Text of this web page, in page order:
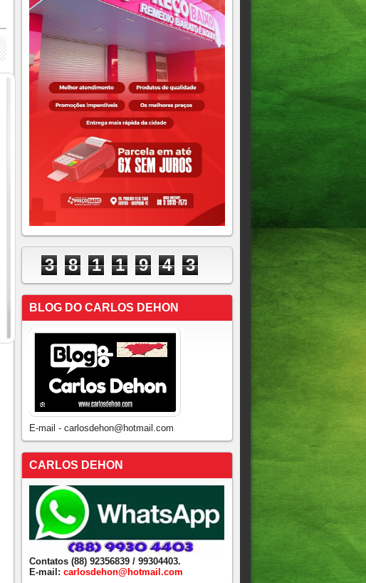
3 8 1 1 9 4 4
BLOG DO CARLOS DEHON
E-mail - carlosdehon@hotmail.com
CARLOS DEHON
Contatos (88) 92356839 / 99304403.
E-mail: carlosdehon@hotmail.com